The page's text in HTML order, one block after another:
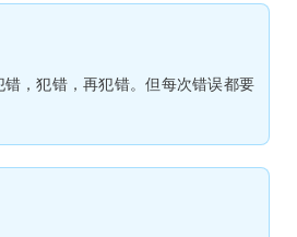
，犯错，再犯错。但每次错误都要